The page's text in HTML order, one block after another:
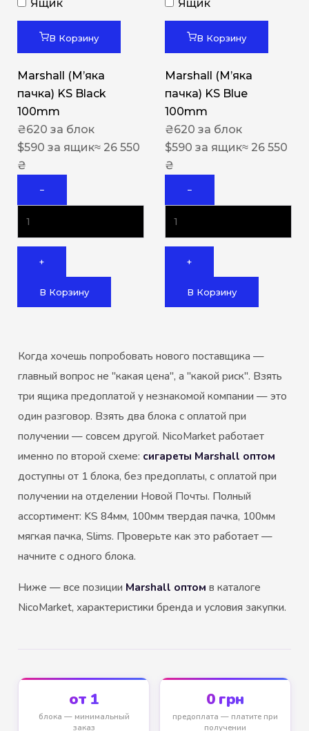
Ящик
В Корзину
Marshall (М’яка
пачка) KS Black
100mm
₴620 за блок
$590 за ящик≈ 26 550
₴
−
+
В Корзину
Ящик
В Корзину
Marshall (М’яка
пачка) KS Blue
100mm
₴620 за блок
$590 за ящик≈ 26 550
₴
−
+
В Корзину
Когда хочешь попробовать нового поставщика —
главный вопрос не "какая цена", а "какой риск". Взять
три ящика предоплатой у незнакомой компании — это
один разговор. Взять два блока с оплатой при
получении — совсем другой. NicoMarket работает
именно по второй схеме: сигареты Marshall оптом
доступны от 1 блока, без предоплаты, с оплатой при
получении на отделении Новой Почты. Полный
ассортимент: KS 84мм, 100мм твердая пачка, 100мм
мягкая пачка, Slims. Проверьте как это работает —
начните с одного блока.
Ниже — все позиции Marshall оптом в каталоге
NicoMarket, характеристики бренда и условия закупки.
от 1
блока — минимальный
заказ
0 грн
предоплата — платите при
получении